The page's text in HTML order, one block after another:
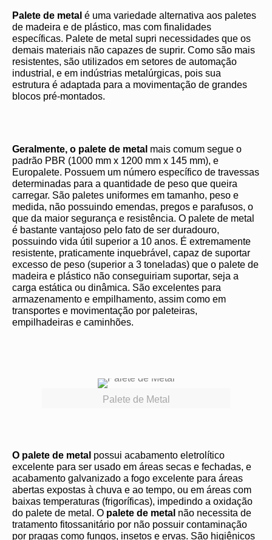
Palete de metal é uma variedade alternativa aos paletes
de madeira e de plástico, mas com finalidades
específicas. Palete de metal supri necessidades que os
demais materiais não capazes de suprir. Como são mais
resistentes, são utilizados em setores de automação
industrial, e em indústrias metalúrgicas, pois sua
estrutura é adaptada para a movimentação de grandes
blocos pré-montados.
Geralmente, o palete de metal mais comum segue o
padrão PBR (1000 mm x 1200 mm x 145 mm), e
Europalete. Possuem um número específico de travessas
determinadas para a quantidade de peso que queira
carregar. São paletes uniformes em tamanho, peso e
medida, não possuindo emendas, pregos e parafusos, o
que da maior segurança e resistência. O palete de metal
é bastante vantajoso pelo fato de ser duradouro,
possuindo vida útil superior a 10 anos. É extremamente
resistente, praticamente inquebrável, capaz de suportar
excesso de peso (superior a 3 toneladas) que o palete de
madeira e plástico não conseguiriam suportar, seja a
carga estática ou dinâmica. São excelentes para
armazenamento e empilhamento, assim como em
transportes e movimentação por paleteiras,
empilhadeiras e caminhões.
Palete de Metal
O palete de metal possui acabamento eletrolítico
excelente para ser usado em áreas secas e fechadas, e
acabamento galvanizado a fogo excelente para áreas
abertas expostas à chuva e ao tempo, ou em áreas com
baixas temperaturas (frigoríficas), impedindo a oxidação
do palete de metal. O palete de metal não necessita de
tratamento fitossanitário por não possuir contaminação
por pragas como fungos, insetos e ervas. São higiênicos